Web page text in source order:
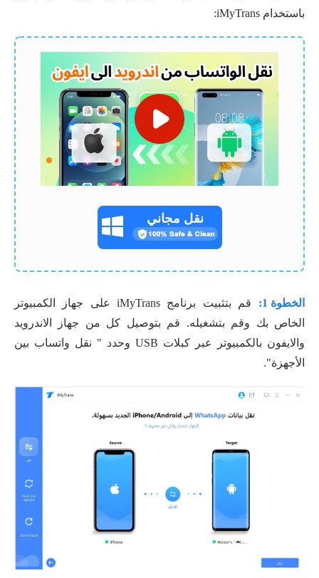
باستخدام iMyTrans:
نقل مجاني
الخطوة 1:
قم بتثبيت برنامج iMyTrans على جهاز الكمبيوتر
الخاص بك وقم بتشغيله. قم بتوصيل كل من جهاز الاندرويد
والايفون بالكمبيوتر عبر كبلات USB وحدد " نقل واتساب بين
الأجهزة".